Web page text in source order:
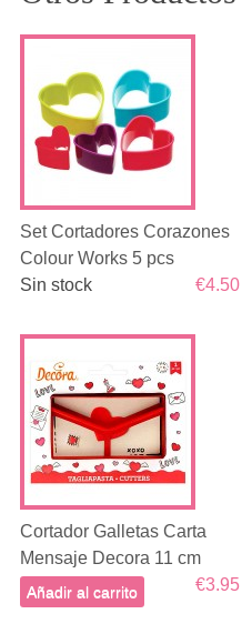
Set Cortadores Corazones
Colour Works 5 pcs
€4.50
Sin stock
Cortador Galletas Carta
Mensaje Decora 11 cm
€3.95
Añadir al carrito